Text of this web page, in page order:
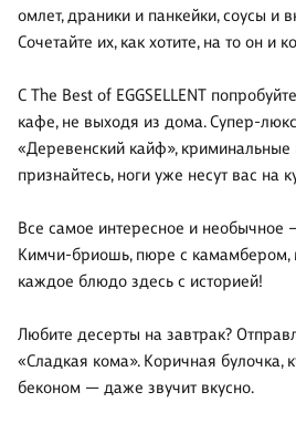
омлет, драники и панкейки, соусы и
Сочетайте их, как хотите, на то он и
С The Best of EGGSELLENT
кафе, не выходя из дома. Супер-
«Деревенский кайф»,
признайтесь, ноги уже несут вас на
Все самое интересное и необычное
Кимчи-бриошь, пюре с
каждое блюдо здесь с историей!
Любите десерты на завтрак?
«Сладкая кома». Коричная булочка,
беконом — даже звучит вкусно.